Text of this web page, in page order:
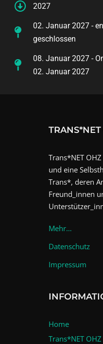
2027
02. Januar 2027 -
geschlossen
08. Januar 2027 -
02. Januar 2027
Trans*NET
und eine
Trans*, deren
Freund_innen
Mehr…
Datenschutz
Impressum
Home
Trans*NET OHZ